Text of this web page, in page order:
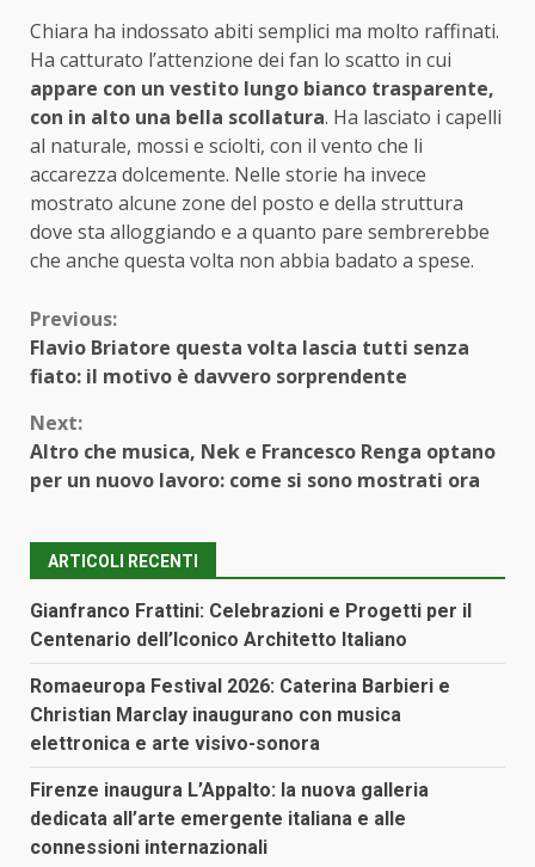
Chiara ha indossato abiti semplici ma molto raffinati.
Ha catturato l’attenzione dei fan lo scatto in cui
appare con un vestito lungo bianco trasparente,
con in alto una bella scollatura. Ha lasciato i capelli
al naturale, mossi e sciolti, con il vento che li
accarezza dolcemente. Nelle storie ha invece
mostrato alcune zone del posto e della struttura
dove sta alloggiando e a quanto pare sembrerebbe
che anche questa volta non abbia badato a spese.
Continue
Reading
Previous:
Flavio Briatore questa volta lascia tutti senza
fiato: il motivo è davvero sorprendente
Next:
Altro che musica, Nek e Francesco Renga optano
per un nuovo lavoro: come si sono mostrati ora
ARTICOLI RECENTI
Gianfranco Frattini: Celebrazioni e Progetti per il
Centenario dell’Iconico Architetto Italiano
Romaeuropa Festival 2026: Caterina Barbieri e
Christian Marclay inaugurano con musica
elettronica e arte visivo-sonora
Firenze inaugura L’Appalto: la nuova galleria
dedicata all’arte emergente italiana e alle
connessioni internazionali